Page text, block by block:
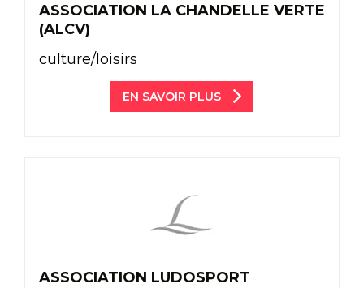
ASSOCIATION LA CHANDELLE VERTE
(ALCV)
culture/loisirs
EN SAVOIR PLUS
ASSOCIATION LUDOSPORT